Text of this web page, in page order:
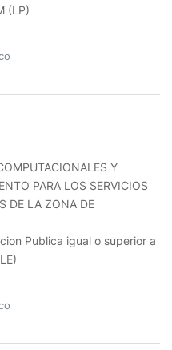
(LP)
Y
PARA LOS SERVICIOS
DE LA ZONA DE
Publica igual o superior a